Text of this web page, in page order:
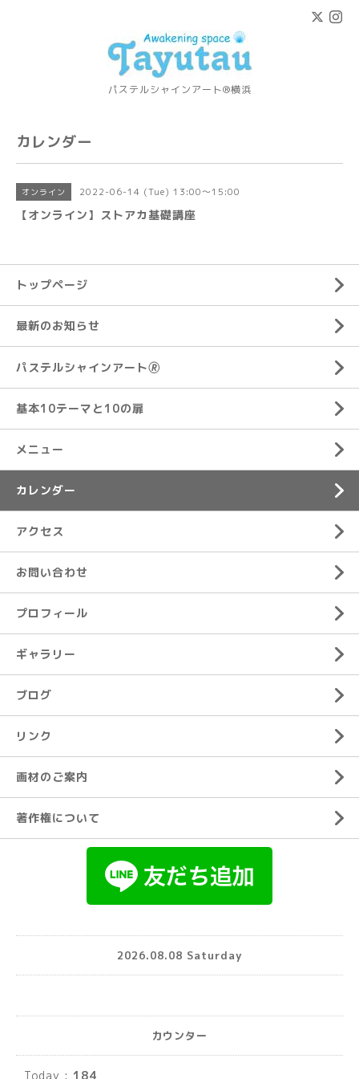
パステルシャインアート®横浜
カレンダー
オンライン 2022-06-14 (Tue) 13:00～15:00
【オンライン】ストアカ基礎講座
トップページ
最新のお知らせ
パステルシャインアート🄬
基本10テーマと10の扉
メニュー
カレンダー
アクセス
お問い合わせ
プロフィール
ギャラリー
ブログ
リンク
画材のご案内
著作権について
2026.08.08 Saturday
カウンター
Today : 184